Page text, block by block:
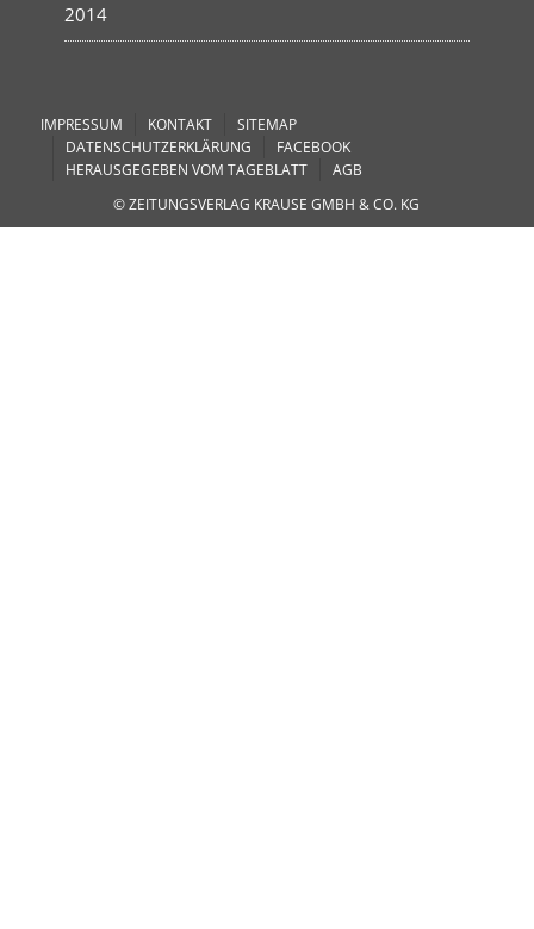
2014
IMPRESSUM KONTAKT
SITEMAP
DATENSCHUTZERKLÄRUNG
FACEBOOK
HERAUSGEGEBEN VOM TAGEBLATT
AGB
© ZEITUNGSVERLAG KRAUSE GMBH & CO. KG